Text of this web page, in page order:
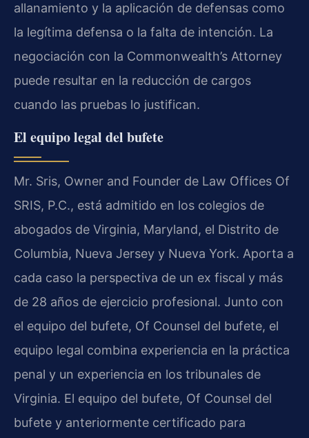
allanamiento y la aplicación de defensas como
la legítima defensa o la falta de intención. La
negociación con la Commonwealth’s Attorney
puede resultar en la reducción de cargos
cuando las pruebas lo justifican.
El equipo legal del bufete
Mr. Sris, Owner and Founder de Law Offices Of
SRIS, P.C., está admitido en los colegios de
abogados de Virginia, Maryland, el Distrito de
Columbia, Nueva Jersey y Nueva York. Aporta a
cada caso la perspectiva de un ex fiscal y más
de 28 años de ejercicio profesional. Junto con
el equipo del bufete, Of Counsel del bufete, el
equipo legal combina experiencia en la práctica
penal y un experiencia en los tribunales de
Virginia. El equipo del bufete, Of Counsel del
bufete y anteriormente certificado para